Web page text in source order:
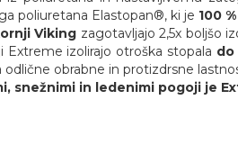
poliuretana Elastopan®, ki je 100
Viking zagotavljajo 2,5x boljšo
Extreme izolirajo otroška stopala do
obrabne in protizdrsne
snežnimi in ledenimi pogoji je